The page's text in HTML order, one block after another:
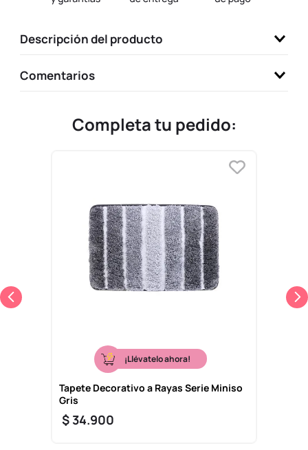
Descripción del producto
Comentarios
Completa tu pedido:
¡Llévatelo ahora!
Tapete Decorativo a Rayas Serie Miniso
Gris
$34.900
10. one piece